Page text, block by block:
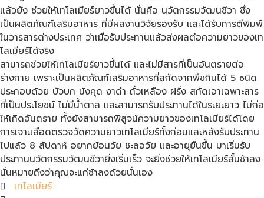
แล้วยัง ช่วยให้เทโลเมียร์ยาวขึ้นได้ นั่นคือ นวัตกรรมวัฒนชีวา ซึ่ง
เป็นผลิตภัณฑ์เสริมอาหาร ที่มีผลงานวิจัยรองรับ และได้รับการตีพิมพ์
ในวารสารต่างประเทศ ว่าเมื่อรับประทานแล้วส่งผลต่อความยาวของเท
โลเมียร์ได้จริง
สามารถช่วยให้เทโลเมียร์ยาวขึ้นได้ และไม่มีสารที่เป็นอันตรายต่อ
ร่างกาย เพราะเป็นผลิตภัณฑ์เสริมอาหารที่สกัดจากพืชกินได้ 5 ชนิด
ประกอบด้วย บัวบก มังคุด งาดำ ถั่วเหลือง ฝรั่ง สกัดเอาเฉพาะสาร
ที่เป็นประโยชน์ ไม่มีน้ำตาล และสามารถรับประทานได้ในระยะยาว ไม่ก่อ
ให้เกิดอันตราย ทั้งยังสามารถพิสูจน์ความยาวของเทโลเมียร์ได้โดย
การเจาะเลือดตรวจวัดความยาวเทโลเมียร์ทั้งก่อนและหลังรับประทาน
ไปแล้ว 8 สัปดาห์ อยากย้อนวัย ชะลอวัย และอายุยืนขึ้น มาเริ่มรับ
ประทานนวัตกรรมวัฒนชีวายิ่งเริ่มเร็ว จะยิ่งช่วยให้เทโลเมียร์สั้นช้าลง
นั่นหมายถึงว่าคุณจะแก่ช้าลงด้วยนั่นเอง
เทโลเมียร์